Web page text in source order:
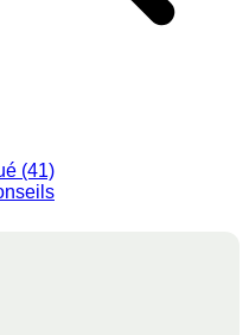
(41)